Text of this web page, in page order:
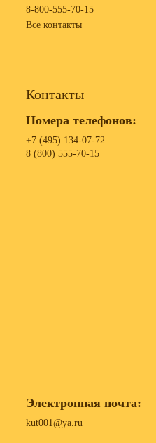
8-800-555-70-15
Все контакты
Контакты
Номера телефонов:
+7 (495) 134-07-72
8 (800) 555-70-15
Электронная почта:
kut001@ya.ru